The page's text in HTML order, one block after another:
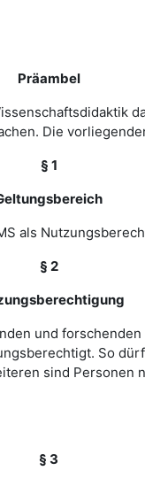
Präambel
Die
§ 1
als
§ 2
und
So
sind
§ 3